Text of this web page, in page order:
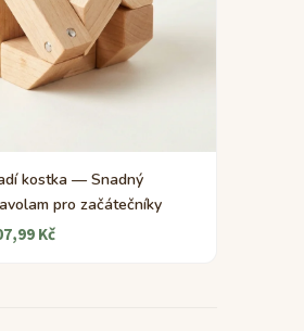
kostka — Snadný
pro začátečníky
Kč